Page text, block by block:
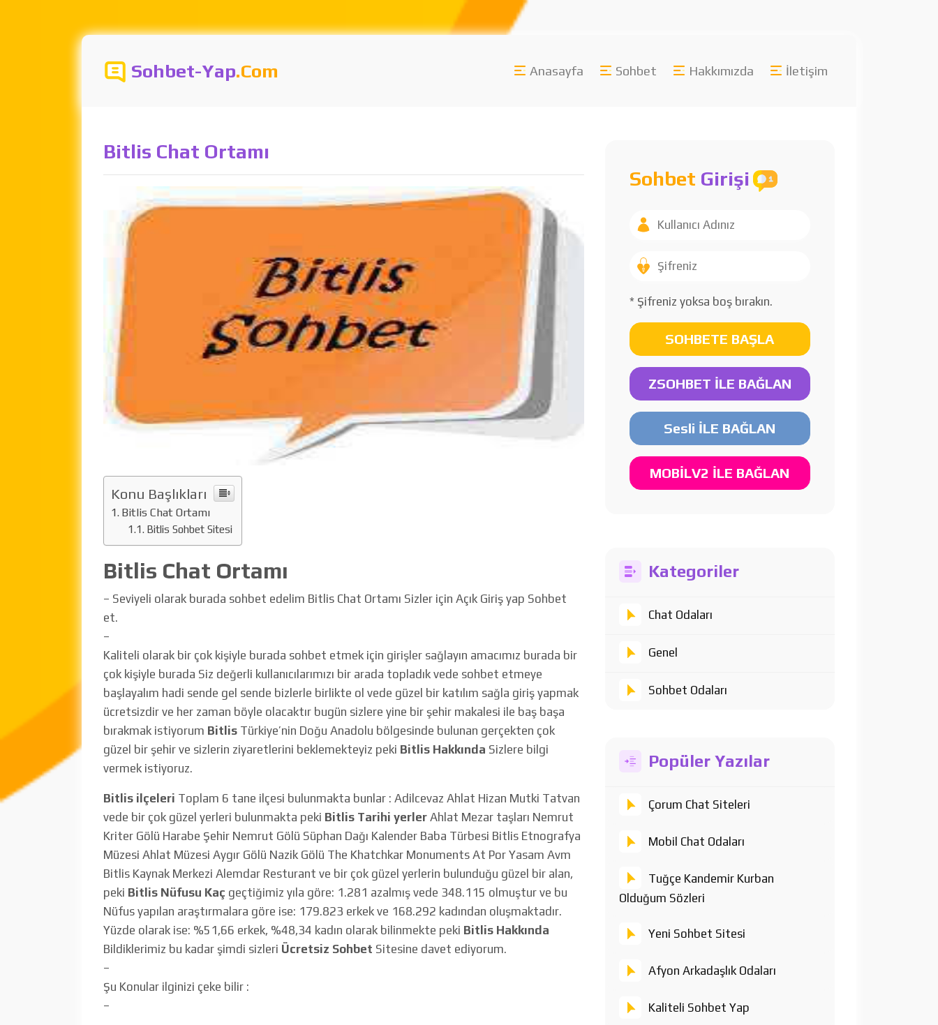
Sohbet-Yap.Com Anasayfa Sohbet Hakkımızda İletişim
Sohbet Girişi
* Şifreniz yoksa boş bırakın.
SOHBETE BAŞLA
ZSOHBET İLE BAĞLAN
Sesli İLE BAĞLAN
MOBİLV2 İLE BAĞLAN
Kategoriler
Chat Odaları
Genel
Sohbet Odaları
Popüler Yazılar
Çorum Chat Siteleri
Mobil Chat Odaları
Tuğçe Kandemir Kurban
Olduğum Sözleri
Yeni Sohbet Sitesi
Afyon Arkadaşlık Odaları
Kaliteli Sohbet Yap
Bitlis Chat Ortamı
Konu Başlıkları
Bitlis Chat Ortamı
Bitlis Sohbet Sitesi
Bitlis Chat Ortamı
– Seviyeli olarak burada sohbet edelim Bitlis Chat Ortamı Sizler için Açık Giriş yap Sohbet
et.
–
Kaliteli olarak bir çok kişiyle burada sohbet etmek için girişler sağlayın amacımız burada bir
çok kişiyle burada Siz değerli kullanıcılarımızı bir arada topladık vede sohbet etmeye
başlayalım hadi sende gel sende bizlerle birlikte ol vede güzel bir katılım sağla giriş yapmak
ücretsizdir ve her zaman böyle olacaktır bugün sizlere yine bir şehir makalesi ile baş başa
bırakmak istiyorum Bitlis Türkiye’nin Doğu Anadolu bölgesinde bulunan gerçekten çok
güzel bir şehir ve sizlerin ziyaretlerini beklemekteyiz peki Bitlis Hakkında Sizlere bilgi
vermek istiyoruz.
Bitlis ilçeleri Toplam 6 tane ilçesi bulunmakta bunlar : Adilcevaz Ahlat Hizan Mutki Tatvan
vede bir çok güzel yerleri bulunmakta peki Bitlis Tarihi yerler Ahlat Mezar taşları Nemrut
Kriter Gölü Harabe Şehir Nemrut Gölü Süphan Dağı Kalender Baba Türbesi Bitlis Etnografya
Müzesi Ahlat Müzesi Aygır Gölü Nazik Gölü The Khatchkar Monuments At Por Yasam Avm
Bitlis Kaynak Merkezi Alemdar Resturant ve bir çok güzel yerlerin bulunduğu güzel bir alan,
peki Bitlis Nüfusu Kaç geçtiğimiz yıla göre: 1.281 azalmış vede 348.115 olmuştur ve bu
Nüfus yapılan araştırmalara göre ise: 179.823 erkek ve 168.292 kadından oluşmaktadır.
Yüzde olarak ise: %51,66 erkek, %48,34 kadın olarak bilinmekte peki Bitlis Hakkında
Bildiklerimiz bu kadar şimdi sizleri Ücretsiz Sohbet Sitesine davet ediyorum.
–
Şu Konular ilginizi çeke bilir :
–